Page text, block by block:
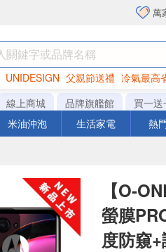
萬
UNIDESIGN 父親節送禮 冷氣最高
罐頭 海苔 洋芋片
線上商城 品牌旗艦館 買一送
米油沖泡 生活家電 熱
【O-
螢膜
度防窺